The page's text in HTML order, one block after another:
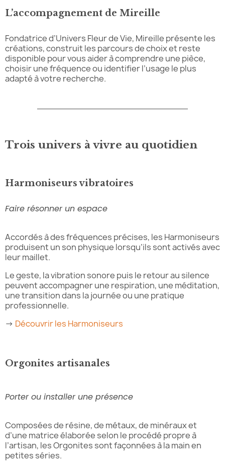
L’accompagnement de Mireille
Fondatrice d’Univers Fleur de Vie, Mireille présente les
créations, construit les parcours de choix et reste
disponible pour vous aider à comprendre une pièce,
choisir une fréquence ou identifier l’usage le plus
adapté à votre recherche.
Trois univers à vivre au quotidien
Harmoniseurs vibratoires
Faire résonner un espace
Accordés à des fréquences précises, les Harmoniseurs
produisent un son physique lorsqu’ils sont activés avec
leur maillet.
Le geste, la vibration sonore puis le retour au silence
peuvent accompagner une respiration, une méditation,
une transition dans la journée ou une pratique
professionnelle.
→ Découvrir les Harmoniseurs
Orgonites artisanales
Porter ou installer une présence
Composées de résine, de métaux, de minéraux et
d’une matrice élaborée selon le procédé propre à
l’artisan, les Orgonites sont façonnées à la main en
petites séries.